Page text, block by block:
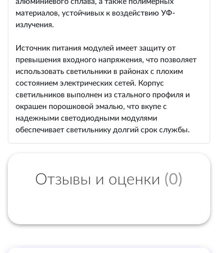
материалов, устойчивых к воздействию УФ-
излучения.
Источник питания модулей имеет защиту от
превышения входного напряжения, что позволяет
использовать светильники в районах с плохим
состоянием электрических сетей. Корпус
светильников выполнен из стального профиля и
окрашен порошковой эмалью, что вкупе с
надежными светодиодными модулями
обеспечивает светильнику долгий срок службы.
Отзывы и оценки (0)